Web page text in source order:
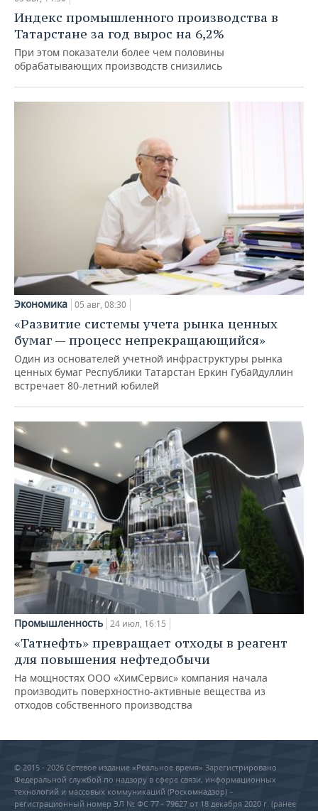
Индекс промышленного производства в
Татарстане за год вырос на 6,2%
При этом показатели более чем половины
обрабатывающих производств снизились
Экономика 05 авг, 08:30
«Развитие системы учета рынка ценных
бумаг — процесс непрекращающийся»
Один из основателей учетной инфраструктуры рынка
ценных бумаг Республики Татарстан Еркин Губайдуллин
встречает 80-летний юбилей
Промышленность 24 июл, 16:15
«Татнефть» превращает отходы в реагент
для повышения нефтедобычи
На мощностях ООО «ХимСервис» компания начала
производить поверхностно-активные вещества из
отходов собственного производства
© 2015 - 2026 Сетевое издание «Реальное время» Зарегистрировано
Федеральной службой по надзору в сфере связи, информационных
технологий и массовых коммуникаций (Роскомнадзор) –
регистрационный номер ЭЛ № ФС 77 - 79627 от 18 декабря 2020 г. (ранее